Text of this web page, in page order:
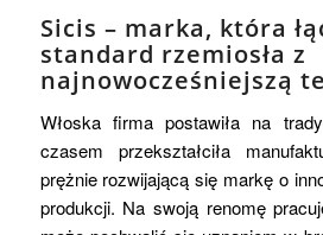
Sicis – marka, która
standard rzemiosła z
najnowocześniejszą
Włoska firma postawiła na
czasem przekształciła
prężnie rozwijającą się markę o
produkcji. Na swoją renomę